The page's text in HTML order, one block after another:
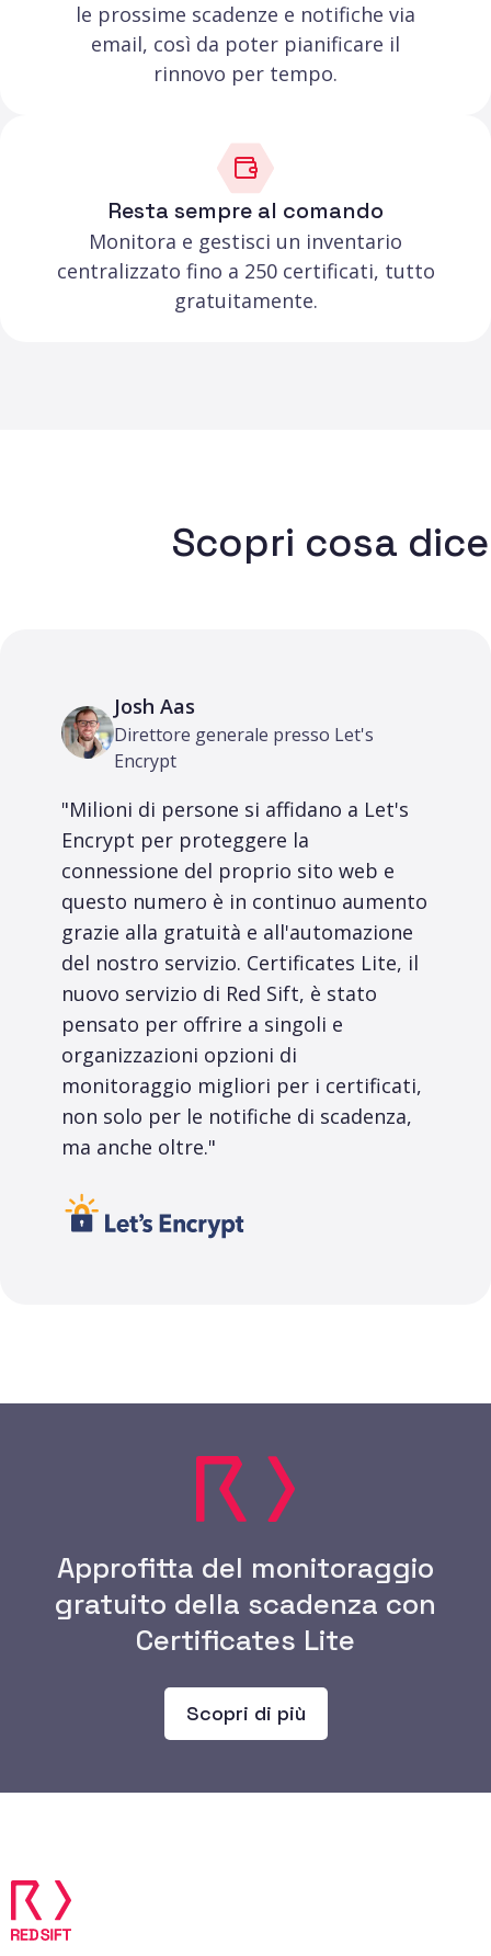
le prossime scadenze e notifiche via
email, così da poter pianificare il
rinnovo per tempo.
Resta sempre al comando
Monitora e gestisci un inventario
centralizzato fino a 250 certificati, tutto
gratuitamente.
Scopri cosa
Josh Aas
Direttore generale presso Let's
Encrypt
"Milioni di persone si affidano a Let's
Encrypt per proteggere la
connessione del proprio sito web e
questo numero è in continuo aumento
grazie alla gratuità e all'automazione
del nostro servizio. Certificates Lite, il
nuovo servizio di Red Sift, è stato
pensato per offrire a singoli e
organizzazioni opzioni di
monitoraggio migliori per i certificati,
non solo per le notifiche di scadenza,
ma anche oltre."
Approfitta del monitoraggio
gratuito della scadenza con
Certificates Lite
Scopri di più